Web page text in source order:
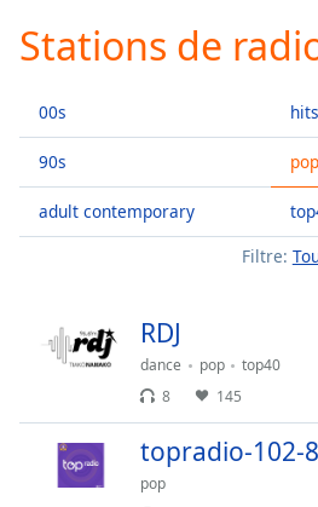
Play
Video
Skip
Skip
Mute
Current
Loaded:
TypeLIVE
Seek to
Stations de
00s
90s
adult contemporary
hits
pop
Filtre:
RDJ
dance pop
top40
8
145
topradio-102-8
pop